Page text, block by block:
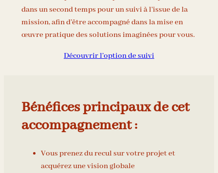
dans un second temps pour un suivi à l’issue de la
mission, afin d’être accompagné dans la mise en
œuvre pratique des solutions imaginées pour vous.
Découvrir l’option de suivi
Bénéfices principaux de cet
accompagnement :
Vous prenez du recul sur votre projet et
acquérez une vision globale